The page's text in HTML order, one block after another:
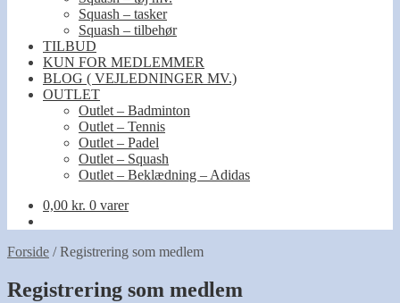
Squash – tasker
Squash – tilbehør
TILBUD
KUN FOR MEDLEMMER
BLOG ( VEJLEDNINGER MV.)
OUTLET
Outlet – Badminton
Outlet – Tennis
Outlet – Padel
Outlet – Squash
Outlet – Beklædning – Adidas
0,00 kr. 0 varer
Forside /Registrering som medlem
Registrering som medlem